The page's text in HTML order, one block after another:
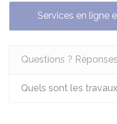
Services en ligne
Questions ?
Quels sont les